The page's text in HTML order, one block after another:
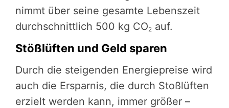
nimmt über seine gesamte Lebenszeit
durchschnittlich 500 kg CO2 auf.
Stößlüften und Geld sparen
Durch die steigenden Energiepreise wird
auch die Ersparnis, die durch Stoßlüften
erzielt werden kann, immer größer –